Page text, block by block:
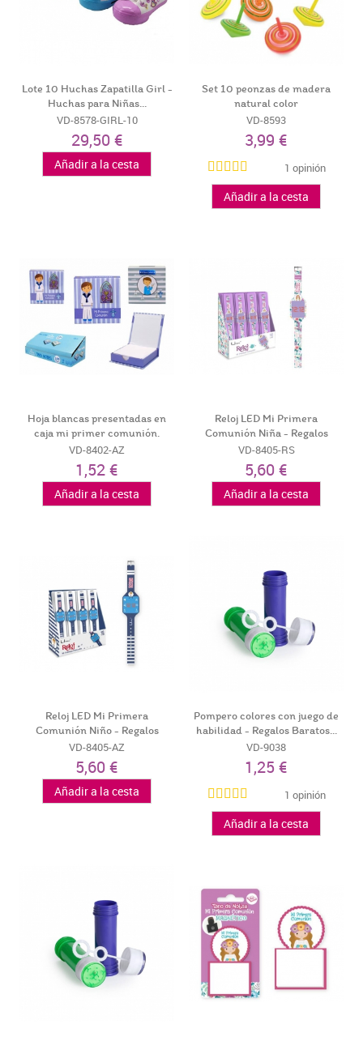
Lote 10 Huchas Zapatilla Girl -
Huchas para Niñas...
VD-8578-GIRL-10
29,50 €
Añadir a la cesta
Set 10 peonzas de madera
natural color
VD-8593
3,99 €
1 opinión
Añadir a la cesta
Hoja blancas presentadas en
caja mi primer comunión.
VD-8402-AZ
1,52 €
Añadir a la cesta
Reloj LED Mi Primera
Comunión Niña - Regalos
Prácticos...
VD-8405-RS
5,60 €
Añadir a la cesta
Reloj LED Mi Primera
Comunión Niño - Regalos
Prácticos...
VD-8405-AZ
5,60 €
Añadir a la cesta
Pompero colores con juego de
habilidad - Regalos Baratos...
VD-9038
1,25 €
1 opinión
Añadir a la cesta